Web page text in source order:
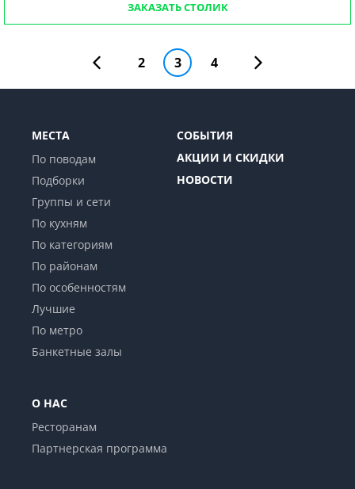
ЗАКАЗАТЬ СТОЛИК
2 3 4
МЕСТА
По поводам
Подборки
Группы и сети
По кухням
По категориям
По районам
По особенностям
Лучшие
По метро
Банкетные залы
СОБЫТИЯ
АКЦИИ И СКИДКИ
НОВОСТИ
О НАС
Ресторанам
Партнерская программа